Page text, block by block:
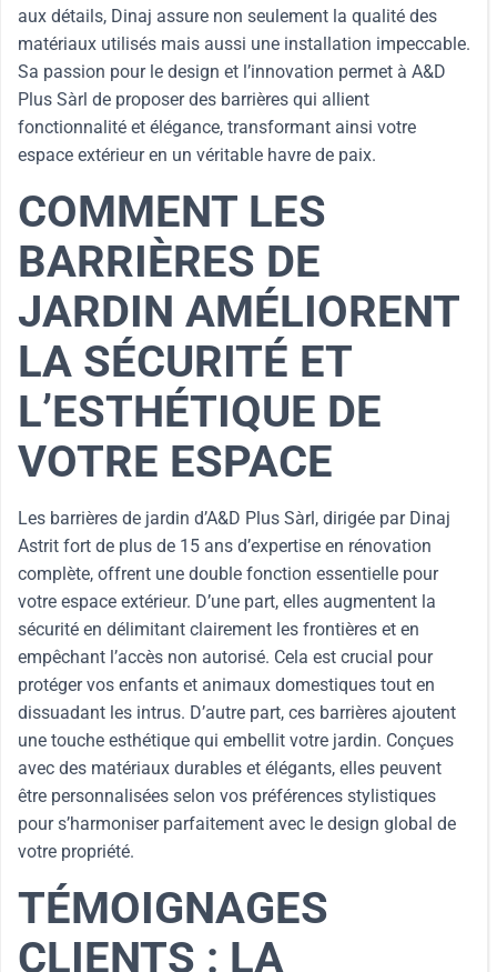
aux détails, Dinaj assure non seulement la qualité des
matériaux utilisés mais aussi une installation impeccable.
Sa passion pour le design et l’innovation permet à A&D
Plus Sàrl de proposer des barrières qui allient
fonctionnalité et élégance, transformant ainsi votre
espace extérieur en un véritable havre de paix.
COMMENT LES
BARRIÈRES DE
JARDIN AMÉLIORENT
LA SÉCURITÉ ET
L’ESTHÉTIQUE DE
VOTRE ESPACE
Les barrières de jardin d’A&D Plus Sàrl, dirigée par Dinaj
Astrit fort de plus de 15 ans d’expertise en rénovation
complète, offrent une double fonction essentielle pour
votre espace extérieur. D’une part, elles augmentent la
sécurité en délimitant clairement les frontières et en
empêchant l’accès non autorisé. Cela est crucial pour
protéger vos enfants et animaux domestiques tout en
dissuadant les intrus. D’autre part, ces barrières ajoutent
une touche esthétique qui embellit votre jardin. Conçues
avec des matériaux durables et élégants, elles peuvent
être personnalisées selon vos préférences stylistiques
pour s’harmoniser parfaitement avec le design global de
votre propriété.
TÉMOIGNAGES
CLIENTS : LA